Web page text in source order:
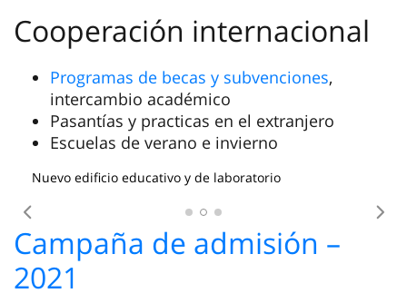
Cooperación internacional
Programas de becas y subvenciones,
intercambio académico
Pasantías y practicas en el extranjero
Escuelas de verano e invierno